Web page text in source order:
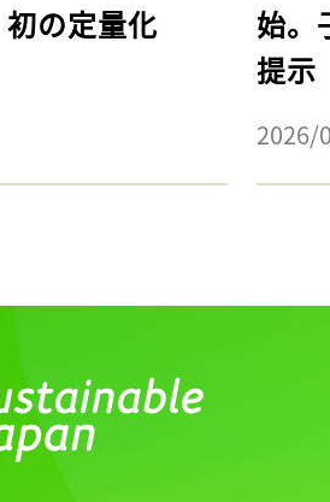
の定量化
始。
提示
2026/